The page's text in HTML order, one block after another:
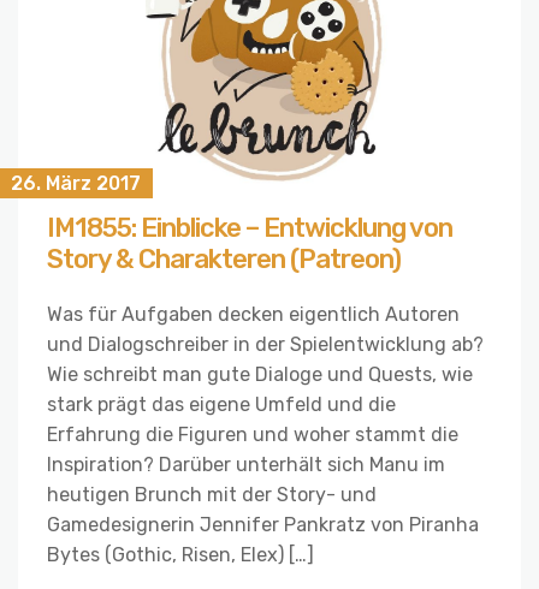
26. März 2017
IM1855: Einblicke – Entwicklung von
Story & Charakteren (Patreon)
Was für Aufgaben decken eigentlich Autoren
und Dialogschreiber in der Spielentwicklung ab?
Wie schreibt man gute Dialoge und Quests, wie
stark prägt das eigene Umfeld und die
Erfahrung die Figuren und woher stammt die
Inspiration? Darüber unterhält sich Manu im
heutigen Brunch mit der Story- und
Gamedesignerin Jennifer Pankratz von Piranha
Bytes (Gothic, Risen, Elex) […]